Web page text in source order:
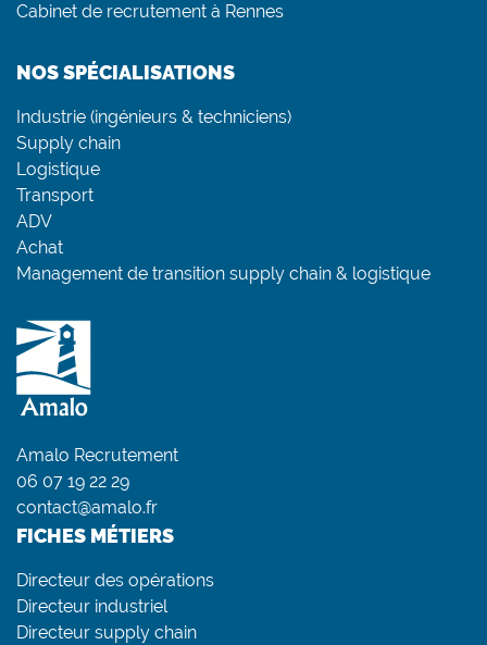
Cabinet de recrutement à Rennes
NOS SPÉCIALISATIONS
Industrie (ingénieurs & techniciens)
Supply chain
Logistique
Transport
ADV
Achat
Management de transition supply chain & logistique
Amalo Recrutement
06 07 19 22 29
contact@amalo.fr
FICHES MÉTIERS
Directeur des opérations
Directeur industriel
Directeur supply chain